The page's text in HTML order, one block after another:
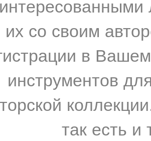
их со своим
в
инструментов
так есть и